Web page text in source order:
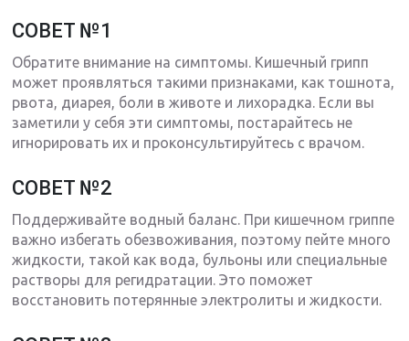
СОВЕТ №1
Обратите внимание на симптомы. Кишечный грипп
может проявляться такими признаками, как тошнота,
рвота, диарея, боли в животе и лихорадка. Если вы
заметили у себя эти симптомы, постарайтесь не
игнорировать их и проконсультируйтесь с врачом.
СОВЕТ №2
Поддерживайте водный баланс. При кишечном гриппе
важно избегать обезвоживания, поэтому пейте много
жидкости, такой как вода, бульоны или специальные
растворы для регидратации. Это поможет
восстановить потерянные электролиты и жидкости.